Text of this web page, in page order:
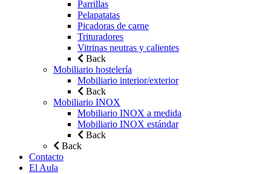
Parrillas
Pelapatatas
Picadoras de carne
Trituradores
Vitrinas neutras y calientes
Back
Mobiliario hostelería
Mobiliario interior/exterior
Back
Mobiliario INOX
Mobiliario INOX a medida
Mobiliario INOX estándar
Back
Back
Contacto
El Aula